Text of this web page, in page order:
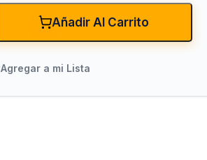
Añadir Al Carrito
Agregar a mi Lista